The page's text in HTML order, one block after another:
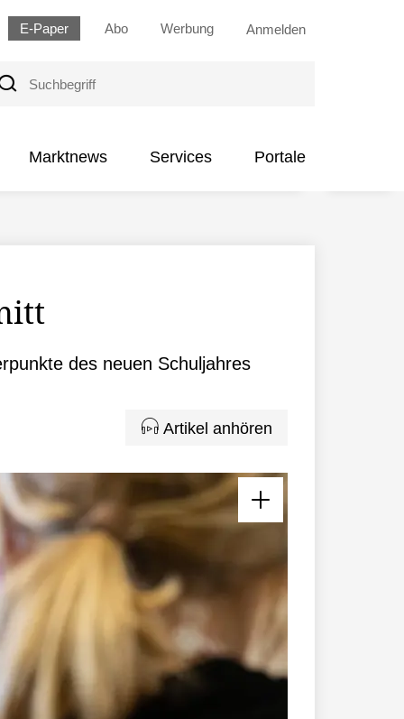
E-Paper Abo Werbung Anmelden
Marktnews Services Portale
des neuen Schuljahres
Artikel anhören